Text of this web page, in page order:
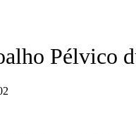
Pélvico